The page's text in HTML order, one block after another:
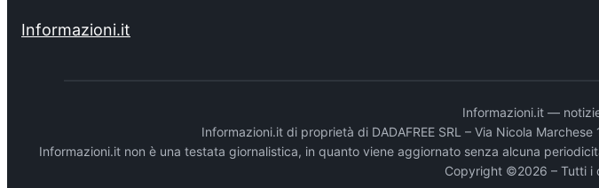
Informazioni.it
Informazioni.it —
Informazioni.it di proprietà di DADAFREE SRL – Via Nicola
Informazioni.it non è una testata giornalistica, in quanto viene aggiornato senza alcuna
Copyright ©2026 – Tutti i